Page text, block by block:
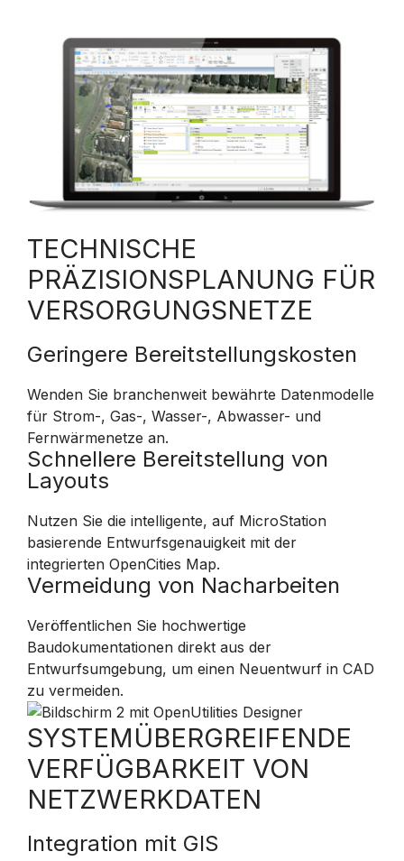
TECHNISCHE
PRÄZISIONSPLANUNG FÜR
VERSORGUNGSNETZE
Geringere Bereitstellungskosten
Wenden Sie branchenweit bewährte Datenmodelle
für Strom-, Gas-, Wasser-, Abwasser- und
Fernwärmenetze an.
Schnellere Bereitstellung von
Layouts
Nutzen Sie die intelligente, auf MicroStation
basierende Entwurfsgenauigkeit mit der
integrierten OpenCities Map.
Vermeidung von Nacharbeiten
Veröffentlichen Sie hochwertige
Baudokumentationen direkt aus der
Entwurfsumgebung, um einen Neuentwurf in CAD
zu vermeiden.
SYSTEMÜBERGREIFENDE
VERFÜGBARKEIT VON
NETZWERKDATEN
Integration mit GIS